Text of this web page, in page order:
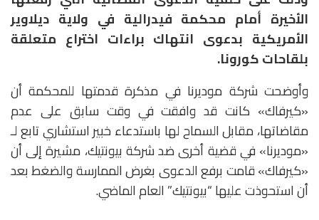
الأخيرة أمام محكمة فيدرالية في ولاية ديلاوير
الأمريكية بدعوى انتهاك براءات اختراع متعلقة
بلقاحات كورونا.
وأوضحت شركة موديرنا في مذكرة قدمتها للمحكمة أن
«كيرفاك» كانت قد وافقت في وقت سابق على عدم
مقاضاتها، مقابل السماح لها باستدعاء خبير استشاري تابع لـ
«موديرنا» في قضية أخرى ضد شركة بيونتيك، مشيرة إلى أن
«كيرفاك» قامت برفع الدعوى بغرض الممارسة والضغط بعد
أن استحوذت عليها “بيونتيك” العام الماضي.